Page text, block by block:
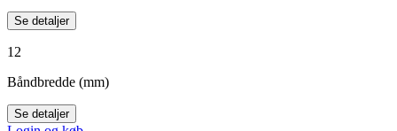
Se detaljer
12
Båndbredde (mm)
Se detaljer